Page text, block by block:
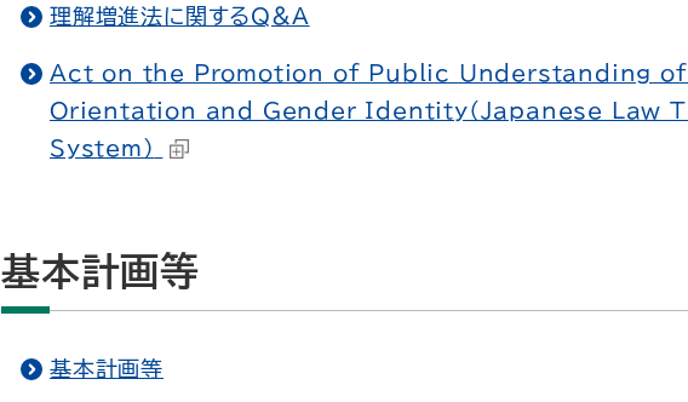
理解増進法に関するQ&A
Act on the Promotion of Public Understanding
Orientation and Gender Identity（Japanese Law
System）
基本計画等
基本計画等